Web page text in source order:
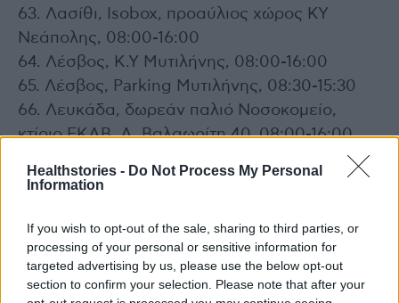
Healthstories - Do Not Process My Personal
Information
If you wish to opt-out of the sale, sharing to third parties, or
processing of your personal or sensitive information for
targeted advertising by us, please use the below opt-out
section to confirm your selection. Please note that after your
63. Λασίθι, Isobox, προαύλιος χώρος ΚΥ
Νεάπολης, 08:00-16:00
64. Λέσβος, Κ.Υ Μυτιλήνης, 08:00-16:00
65. Λέσβος, Parking Μυτιλήνης, 08:30-15:30
66. Λευκάδα, δωρεάν παλιό Νοσοκομείο,
κτίριο ΕΚΑΒ, Α. Βαλαωρίτη 40, 08:00-16:00
68. Μαγνησία, Τοπικά Ιατρείας Ν.Ιωνίας
133, 08:00-14:00
69. Μαγνησία, Γ.Ν Βόλου, Πολυμέρη 134,
08:00-14:30